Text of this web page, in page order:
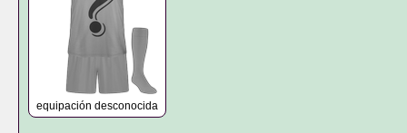
equipación desconocida